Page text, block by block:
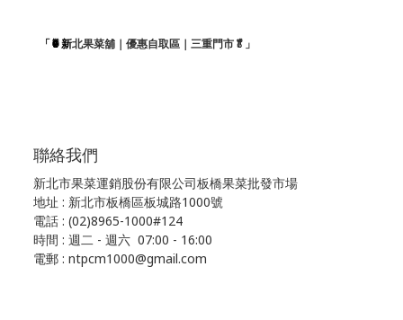
「🍍新北果菜舖｜優惠自取區｜三重門市🥬」
聯絡我們
新北市果菜運銷股份有限公司板橋果菜批發市場
地址 : 新北市板橋區板城路1000號
電話 : (02)8965-1000#124
時間 : 週二 - 週六 07:00 - 16:00
電郵 : ntpcm1000@gmail.com